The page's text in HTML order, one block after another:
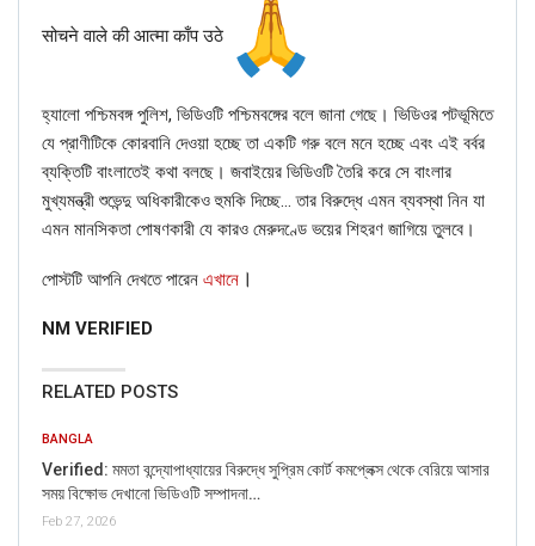
When NewsMobile fact-checked the above post, we
found that the claim attached to the video is FAKE.
When we put the screenshots of the video through
Reverse Image Search, we found the original video on the
YouTube channel ofEuronewspublished on Jul 2, 2013.
The caption of the video read: “Russian Proton-M rocket
crashes, explodes after launch failure”
We also found the still from the video in an article by
newswire
सोचने वाले की आत्मा काँप उठे
হ্যালো পশ্চিমবঙ্গ পুলিশ, ভিডিওটি পশ্চিমবঙ্গের বলে জানা গেছে। ভিডিওর পটভূমিতে
যে প্রাণীটিকে কোরবানি দেওয়া হচ্ছে তা একটি গরু বলে মনে হচ্ছে এবং এই বর্বর
ব্যক্তিটি বাংলাতেই কথা বলছে। জবাইয়ের ভিডিওটি তৈরি করে সে বাংলার
মুখ্যমন্ত্রী শুভেন্দু অধিকারীকেও হুমকি দিচ্ছে… তার বিরুদ্ধে এমন ব্যবস্থা নিন যা
এমন মানসিকতা পোষণকারী যে কারও মেরুদণ্ডে ভয়ের শিহরণ জাগিয়ে তুলবে।
পোস্টটি আপনি দেখতে পারেন এখানে ।
NM VERIFIED
RELATED POSTS
BANGLA
Verified: মমতা বন্দ্যোপাধ্যায়ের বিরুদ্ধে সুপ্রিম কোর্ট কমপ্লেক্স থেকে বেরিয়ে আসার
সময় বিক্ষোভ দেখানো ভিডিওটি সম্পাদনা…
Feb 27, 2026